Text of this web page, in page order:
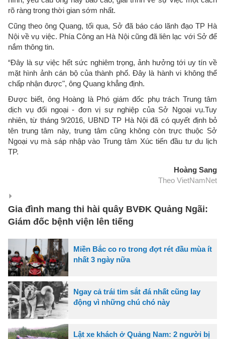
rõ ràng trong thời gian sớm nhất.
Cũng theo ông Quang, tối qua, Sở đã báo cáo lãnh đạo TP Hà
Nội về vụ việc. Phía Công an Hà Nội cũng đã liên lạc với Sở để
nắm thông tin.
“Đây là sự việc hết sức nghiêm trọng, ảnh hưởng tới uy tín về
mặt hình ảnh cán bộ của thành phố. Đây là hành vi không thể
chấp nhận được", ông Quang khẳng định.
Được biết, ông Hoàng là Phó giám đốc phụ trách Trung tâm
dịch vụ đối ngoại - đơn vị sự nghiệp của Sở Ngoại vụ.Tuy
nhiên, từ tháng 9/2016, UBND TP Hà Nội đã có quyết định bỏ
tên trung tâm này, trung tâm cũng không còn trực thuộc Sở
Ngoại vụ mà sáp nhập vào Trung tâm Xúc tiến đầu tư du lịch
TP.
Hoàng Sang
Theo VietNamNet
Gia đình mang thi hài quây BVĐK Quảng Ngãi:
Giám đốc bệnh viện lên tiếng
Miền Bắc co ro trong đợt rét đầu mùa ít
nhất 3 ngày nữa
Ngay cả trái tim sắt đá nhất cũng lay
động vì những chú chó này
Lật xe khách ở Quảng Nam: 2 người bị